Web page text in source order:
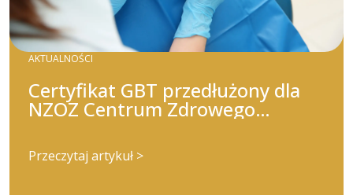
AKTUALNOŚCI
Certyfikat GBT przedłużony dla
NZOZ Centrum Zdrowego
Przeczytaj artykuł >